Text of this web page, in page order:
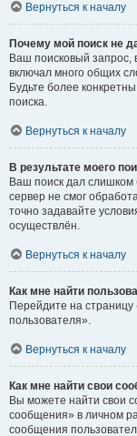
Вернуться к началу
Почему мой поиск не
Ваш поисковый
включал много общих
Будьте более
поиска.
Вернуться к началу
В результате моего
Ваш поиск дал слишком
сервер не смог
точно задавайте
осуществлён.
Вернуться к началу
Как мне найти
Перейдите на
пользователя».
Вернуться к началу
Как мне найти свои
Вы можете найти свои
сообщения» в личном
сообщения